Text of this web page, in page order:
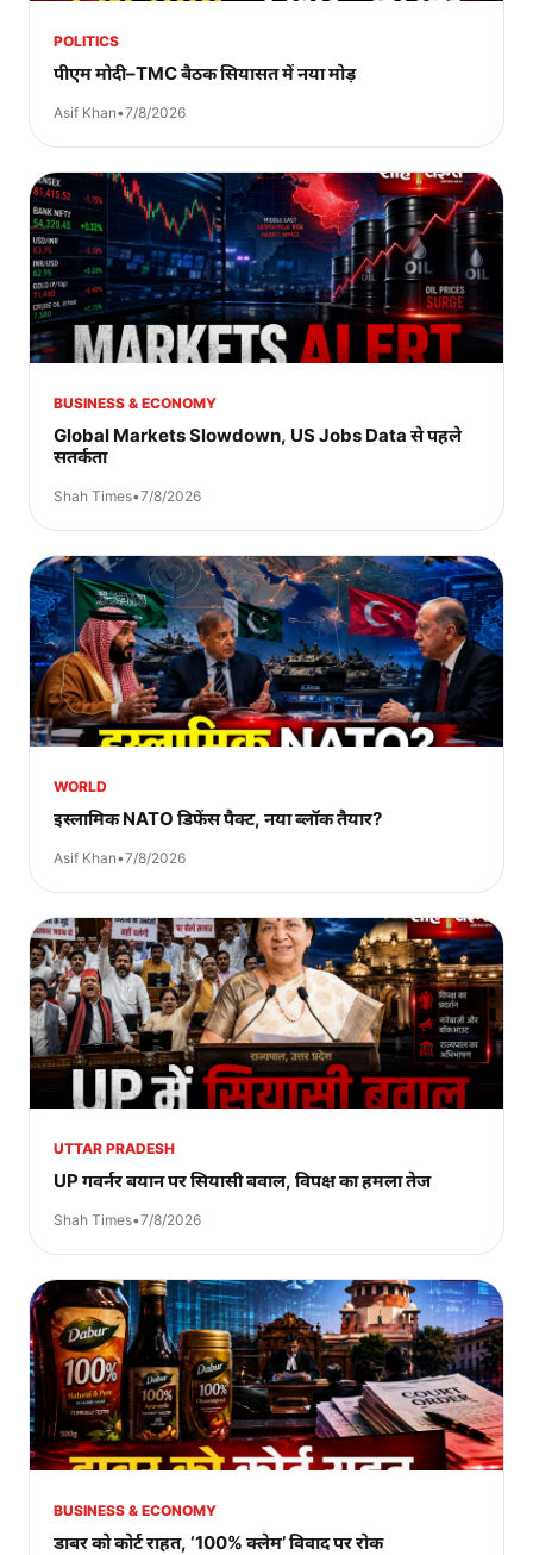
POLITICS
पीएम मोदी–TMC बैठक सियासत में नया मोड़
Asif Khan•7/8/2026
BUSINESS & ECONOMY
Global Markets Slowdown, US Jobs Data से पहले
सतर्कता
Shah Times•7/8/2026
WORLD
इस्लामिक NATO डिफेंस पैक्ट, नया ब्लॉक तैयार?
Asif Khan•7/8/2026
UTTAR PRADESH
UP गवर्नर बयान पर सियासी बवाल, विपक्ष का हमला तेज
Shah Times•7/8/2026
BUSINESS & ECONOMY
डाबर को कोर्ट राहत, ‘100% क्लेम’ विवाद पर रोक